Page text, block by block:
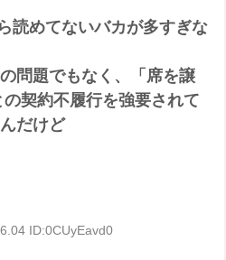
読めてないバカが多すぎな
問題でもなく、「席を譲
契約不履行を強要されて
だけど
ID:0CUyEavd0